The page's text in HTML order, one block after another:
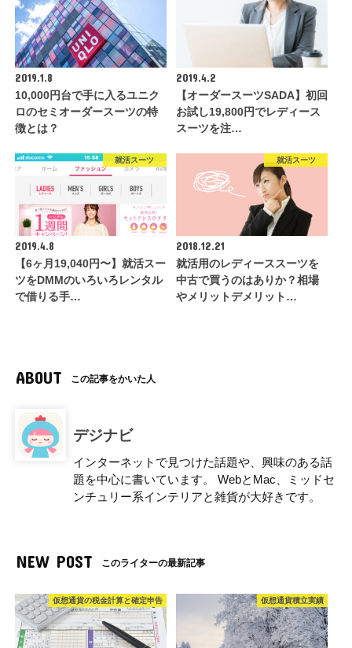
2019.1.8
10,000円台で手に入るユニク
ロのセミオーダースーツの特
徴とは？
2019.4.2
【オーダースーツSADA】初回
お試し19,800円でレディース
スーツを注…
就活スーツ
2019.4.8
【6ヶ月19,040円〜】就活スー
ツをDMMのいろいろレンタル
で借りる手…
就活スーツ
2018.12.21
就活用のレディーススーツを
中古で買うのはありか？相場
やメリットデメリット…
ABOUT この記事をかいた人
デジナビ
インターネットで見つけた話題や、興味のある話
題を中心に書いています。 WebとMac、ミッドセ
ンチュリー系インテリアと雑貨が大好きです。
NEW POST このライターの最新記事
仮想通貨の税金計算と確定申告 仮想通貨積立実績